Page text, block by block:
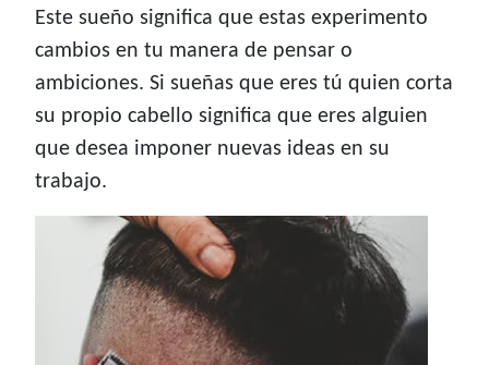
Este sueño significa que estas experimento
cambios en tu manera de pensar o
ambiciones. Si sueñas que eres tú quien corta
su propio cabello significa que eres alguien
que desea imponer nuevas ideas en su
trabajo.